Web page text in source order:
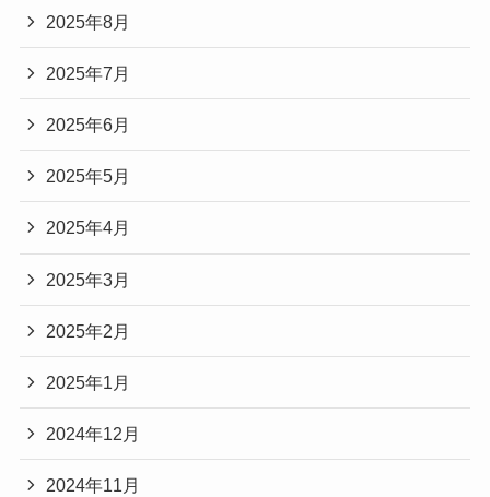
2025年8月
2025年7月
2025年6月
2025年5月
2025年4月
2025年3月
2025年2月
2025年1月
2024年12月
2024年11月